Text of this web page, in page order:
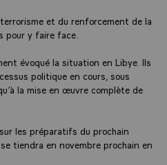
et du renforcement de la
pour y faire face.
évoqué la situation en Libye. Ils
politique en cours, sous
la mise en œuvre complète de
les préparatifs du prochain
tiendra en novembre prochain en